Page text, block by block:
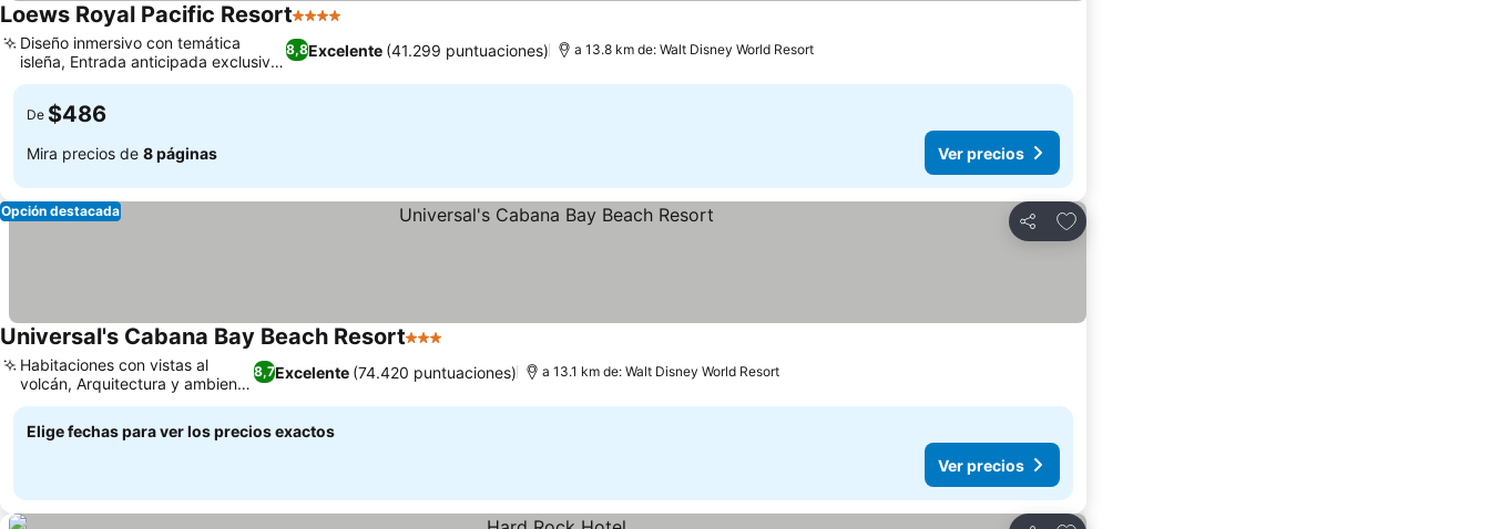
Loews Royal Pacific Resort4 Estrellas
8,8Excelente (41.299 puntuaciones)
Diseño inmersivo con temática
isleña, Entrada anticipada exclusiva
al parque
a 13.8 km de: Walt Disney World Resort
De $486
Mira precios de 8 páginas Ver precios
Compartir
Agregar a favoritos
Opción destacada
Universal's Cabana Bay Beach Resort3 Estrellas
8,7Excelente (74.420 puntuaciones)
Habitaciones con vistas al
volcán, Arquitectura y ambiente
retro
a 13.1 km de: Walt Disney World Resort
Elige fechas para ver los precios exactos
Ver precios